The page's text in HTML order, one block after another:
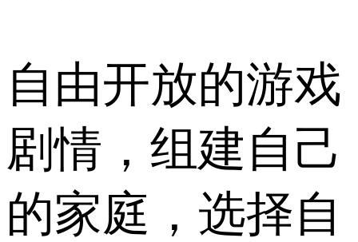
自由开放的游戏
剧情，组建自己
的家庭，选择自